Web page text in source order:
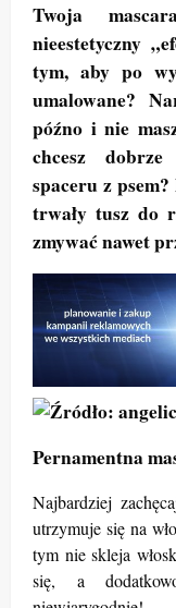
Twoja
nieestetyczny
tym, aby po
umalowane?
późno i nie
chcesz
spaceru z
trwały tusz do
zmywać nawet
Pernamentna
Najbardziej
utrzymuje się na
tym nie skleja
się, a